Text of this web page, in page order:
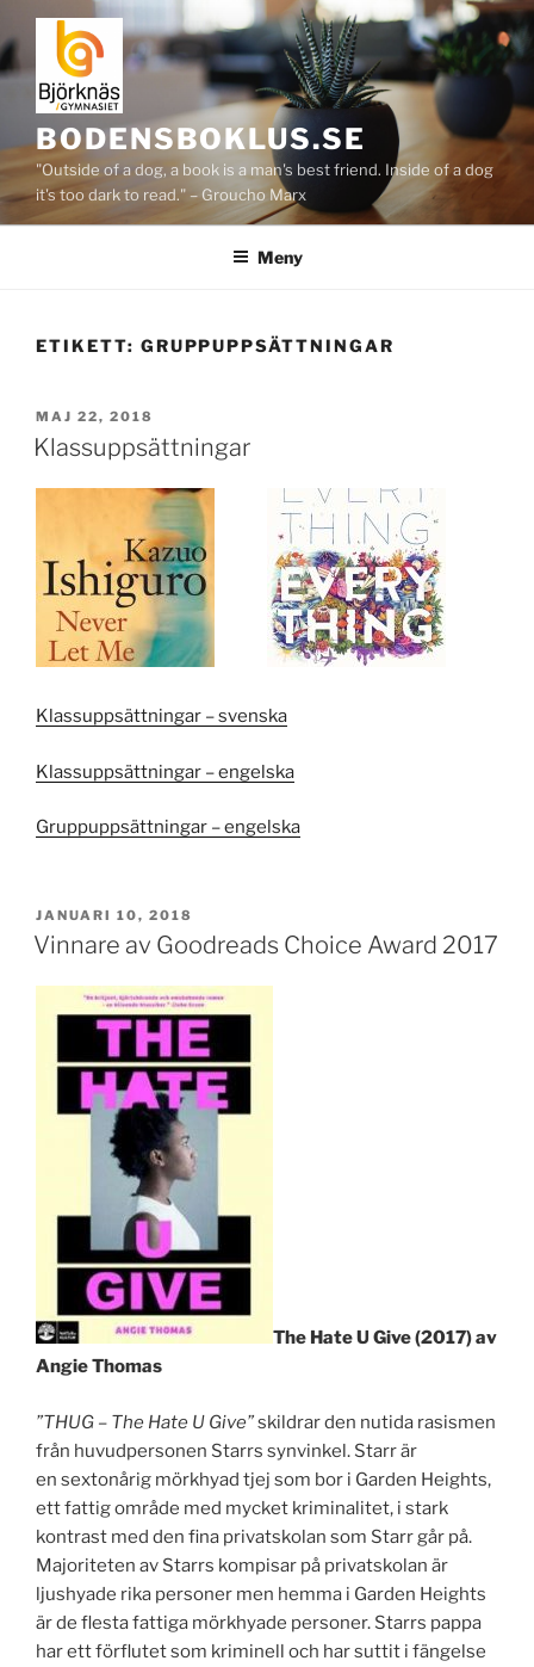
Hoppa
till
innehåll
BODENSBOKLUS.SE
"Outside of a dog, a book is a man's best friend. Inside of a dog
it's too dark to read." – Groucho Marx
Meny
ETIKETT: GRUPPUPPSÄTTNINGAR
PUBLICERAT
MAJ 22, 2018
Klassuppsättningar
Klassuppsättningar – svenska
Klassuppsättningar – engelska
Gruppuppsättningar – engelska
PUBLICERAT
JANUARI 10, 2018
Vinnare av Goodreads Choice Award 2017
The Hate U Give (2017) av
Angie Thomas
”THUG – The Hate U Give”skildrar den nutida rasismen
från huvudpersonen Starrs synvinkel. Starr är
en sextonårig mörkhyad tjej som bor i Garden Heights,
ett fattig område med mycket kriminalitet, i stark
kontrast med den fina privatskolan som Starr går på.
Majoriteten av Starrs kompisar på privatskolan är
ljushyade rika personer men hemma i Garden Heights
är de flesta fattiga mörkhyade personer. Starrs pappa
har ett förflutet som kriminell och har suttit i fängelse